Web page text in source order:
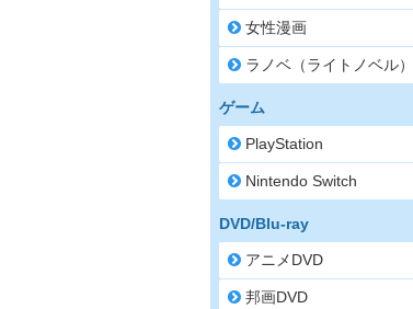
女性漫画
ラノベ（ライトノベル）
ゲーム
PlayStation
Nintendo Switch
DVD/Blu-ray
アニメDVD
邦画DVD